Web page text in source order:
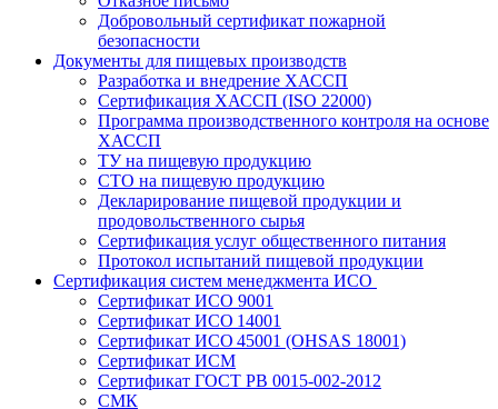
Добровольный сертификат пожарной
безопасности
Документы для пищевых производств
Разработка и внедрение ХАССП
Сертификация ХАССП (ISO 22000)
Программа производственного контроля на основе
ХАССП
ТУ на пищевую продукцию
СТО на пищевую продукцию
Декларирование пищевой продукции и
продовольственного сырья
Сертификация услуг общественного питания
Протокол испытаний пищевой продукции
Сертификация систем менеджмента ИСО
Сертификат ИСО 9001
Сертификат ИСО 14001
Сертификат ИСО 45001 (OHSAS 18001)
Сертификат ИСМ
Сертификат ГОСТ РВ 0015-002-2012
СМК